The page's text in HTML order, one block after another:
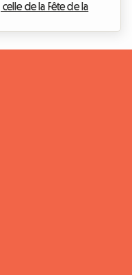
de la Fête de la
scènes publiques et
apportiez la magie